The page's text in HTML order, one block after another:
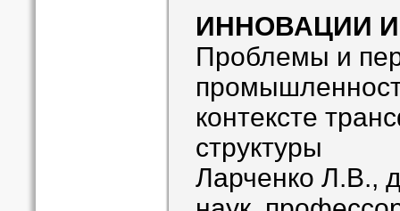
ИННОВАЦИИ
Проблемы и
контексте
структуры
Ларченко Л.В.,